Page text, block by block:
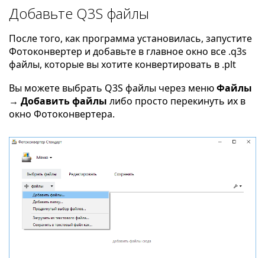
Добавьте Q3S файлы
После того, как программа установилась, запустите
Фотоконвертер и добавьте в главное окно все .q3s
файлы, которые вы хотите конвертировать в .plt
Вы можете выбрать Q3S файлы через менюФайлы
→ Добавить файлы либо просто перекинуть их в
окно Фотоконвертера.